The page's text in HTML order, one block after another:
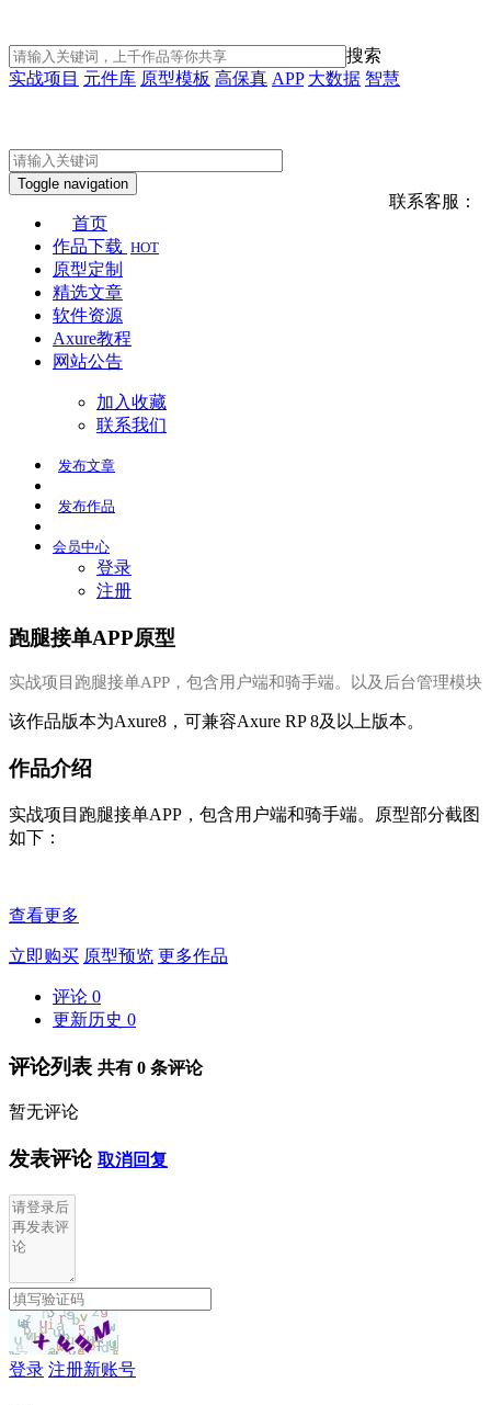
搜索
实战项目 元件库 原型模板 高保真 APP 大数据 智慧
联系客服：
Toggle navigation
首页
作品下载 HOT
原型定制
精选文章
软件资源
Axure教程
网站公告
加入收藏
联系我们
发布文章
发布作品
会员中心
登录
注册
跑腿接单APP原型
实战项目跑腿接单APP，包含用户端和骑手端。以及后台管理模块
该作品版本为Axure8，可兼容Axure RP 8及以上版本。
作品介绍
实战项目跑腿接单APP，包含用户端和骑手端。原型部分截图
如下：
查看更多
立即购买 原型预览 更多作品
评论 0
更新历史 0
评论列表 共有 0 条评论
暂无评论
发表评论 取消回复
登录 注册新账号